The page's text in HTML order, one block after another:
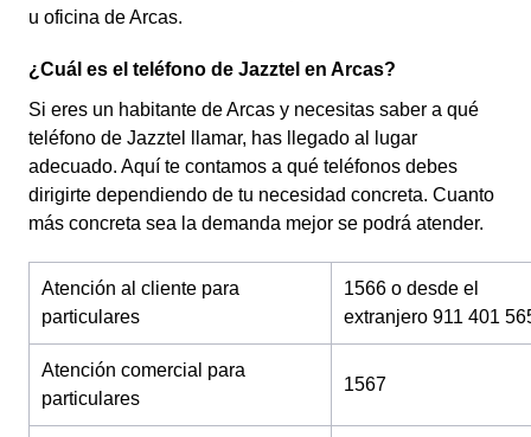
u oficina de Arcas.
¿Cuál es el teléfono de Jazztel en Arcas?
Si eres un habitante de Arcas y necesitas saber a qué
teléfono de Jazztel llamar, has llegado al lugar
adecuado. Aquí te contamos a qué teléfonos debes
dirigirte dependiendo de tu necesidad concreta. Cuanto
más concreta sea la demanda mejor se podrá atender.
Atención al cliente para
particulares
1566 o desde el
extranjero 911 401
Atención comercial para
particulares
1567